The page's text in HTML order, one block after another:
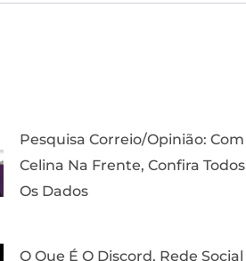
Pesquisa Correio/Opinião: Com
Celina Na Frente, Confira Todos
Os Dados
O Que É O Discord, Rede Social